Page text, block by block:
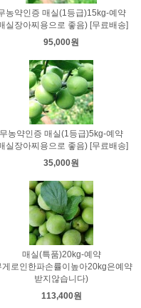
농약인증 매실(1등급)15kg-예약
실장아찌용으로 좋음) [무료배송]
95,000원
무농약인증 매실(1등급)5kg-예약
실장아찌용으로 좋음) [무료배송]
35,000원
매실(특품)20kg-예약
게로인한파손률이높아20kg은예약
받지않습니다)
113,400원